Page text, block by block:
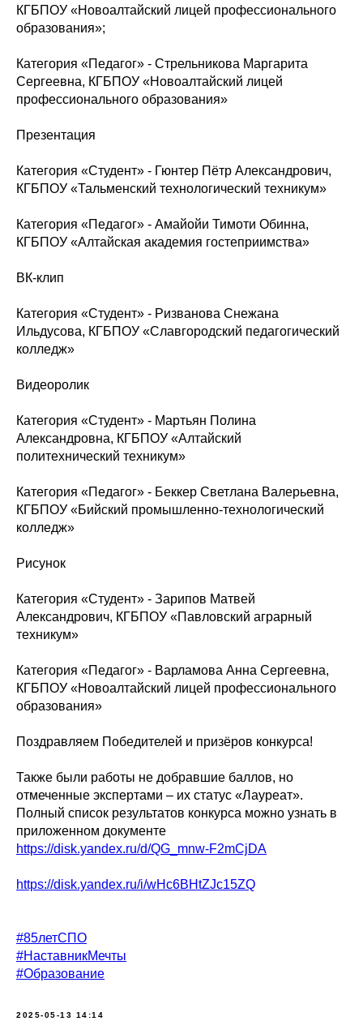
КГБПОУ «Новоалтайский лицей профессионального
образования»;
Категория «Педагог» - Стрельникова Маргарита
Сергеевна, КГБПОУ «Новоалтайский лицей
профессионального образования»
Презентация
Категория «Студент» - Гюнтер Пётр Александрович,
КГБПОУ «Тальменский технологический техникум»
Категория «Педагог» - Амайойи Тимоти Обинна,
КГБПОУ «Алтайская академия гостеприимства»
ВК-клип
Категория «Студент» - Ризванова Снежана
Ильдусова, КГБПОУ «Славгородский педагогический
колледж»
Видеоролик
Категория «Студент» - Мартьян Полина
Александровна, КГБПОУ «Алтайский
политехнический техникум»
Категория «Педагог» - Беккер Светлана Валерьевна,
КГБПОУ «Бийский промышленно-технологический
колледж»
Рисунок
Категория «Студент» - Зарипов Матвей
Александрович, КГБПОУ «Павловский аграрный
техникум»
Категория «Педагог» - Варламова Анна Сергеевна,
КГБПОУ «Новоалтайский лицей профессионального
образования»
Поздравляем Победителей и призёров конкурса!
Также были работы не добравшие баллов, но
отмеченные экспертами – их статус «Лауреат».
Полный список результатов конкурса можно узнать в
приложенном документе
https://disk.yandex.ru/d/QG_mnw-F2mCjDA
https://disk.yandex.ru/i/wHc6BHtZJc15ZQ
#85летСПО
#НаставникМечты
#Образование
2025-05-13 14:14